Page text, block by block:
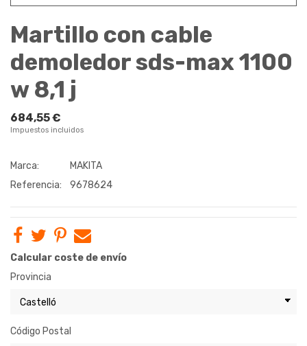
Martillo con cable
demoledor sds-max 1100
w 8,1 j
684,55 €
Impuestos incluidos
Marca:
MAKITA
Referencia:
9678624
Calcular coste de envío
Provincia
Código Postal